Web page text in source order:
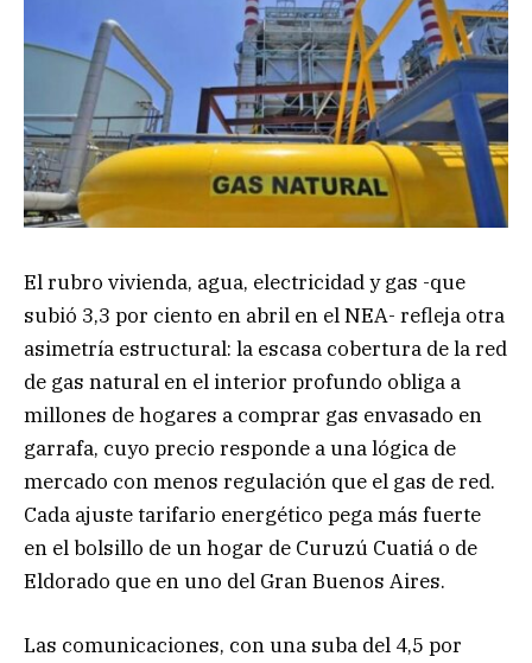
El rubro vivienda, agua, electricidad y gas -que
subió 3,3 por ciento en abril en el NEA- refleja otra
asimetría estructural: la escasa cobertura de la red
de gas natural en el interior profundo obliga a
millones de hogares a comprar gas envasado en
garrafa, cuyo precio responde a una lógica de
mercado con menos regulación que el gas de red.
Cada ajuste tarifario energético pega más fuerte
en el bolsillo de un hogar de Curuzú Cuatiá o de
Eldorado que en uno del Gran Buenos Aires.
Las comunicaciones, con una suba del 4,5 por